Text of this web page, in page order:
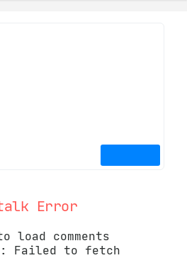
Error
load comments
Failed to fetch